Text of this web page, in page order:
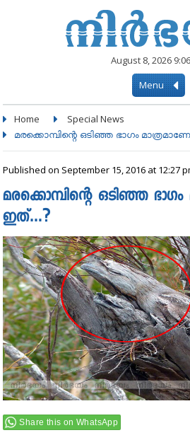
August 8, 2026
Menu
Home Special News
മരക്കൊമ്പിന്റെ ഒടിഞ്ഞ ഭാഗം
Published on September 15, 2016 at 12:27
മരക്കൊമ്പിന്റെ ഒടിഞ്ഞ
ഇത്…?
Share this on WhatsApp